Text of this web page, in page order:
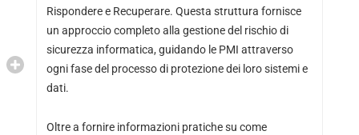
Rispondere e Recuperare. Questa struttura fornisce
un approccio completo alla gestione del rischio di
sicurezza informatica, guidando le PMI attraverso
ogni fase del processo di protezione dei loro sistemi e
dati.
Oltre a fornire informazioni pratiche su come